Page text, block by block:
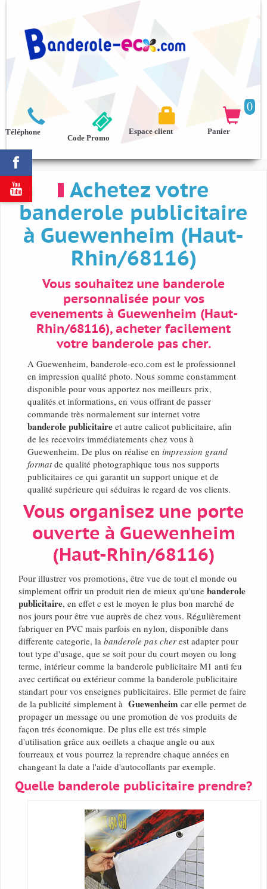



Téléphone
0

Panier

Espace client
Code Promo
Achetez votre
banderole publicitaire
à Guewenheim (Haut-
Rhin/68116)
Vous souhaitez une banderole
personnalisée pour vos
evenements à Guewenheim (Haut-
Rhin/68116), acheter facilement
votre banderole pas cher.
A Guewenheim, banderole-eco.com est le professionnel
en impression qualité photo. Nous somme constamment
disponible pour vous apportez nos meilleurs prix,
qualités et informations, en vous offrant de passer
commande très normalement sur internet votre
banderole publicitaire et autre calicot publicitaire, afin
de les recevoirs immédiatements chez vous à
Guewenheim. De plus on réalise en impression grand
formatde qualité photographique tous nos supports
publicitaires ce qui garantit un support unique et de
qualité supérieure qui séduiras le regard de vos clients.
Vous organisez une porte
ouverte à Guewenheim
(Haut-Rhin/68116)
Pour illustrer vos promotions, être vue de tout el monde ou
simplement offrir un produit rien de mieux qu'une banderole
publicitaire, en effet c est le moyen le plus bon marché de
nos jours pour être vue auprès de chez vous. Régulièrement
fabriquer en PVC mais parfois en nylon, disponible dans
differente categorie, la banderole pas cher est adapter pour
tout type d'usage, que se soit pour du court moyen ou long
terme, intérieur comme la banderole publicitaire M1 anti feu
avec certificat ou extérieur comme la banderole publicitaire
standart pour vos enseignes publicitaires. Elle permet de faire
de la publicité simplement à Guewenheim car elle permet de
propager un message ou une promotion de vos produits de
façon trés économique. De plus elle est trés simple
d'utilisation grâce aux oeillets a chaque angle ou aux
fourreaux et vous pourrez la reprendre chaque années en
changeant la date a l'aide d'autocollants par exemple.
Quelle banderole publicitaire prendre?